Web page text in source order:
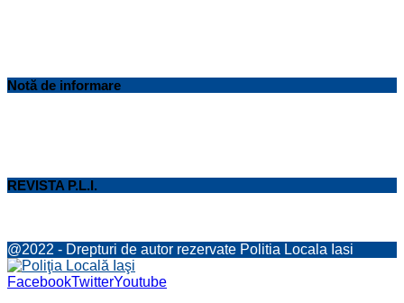
Notă de informare
REVISTA P.L.I.
@2022 - Drepturi de autor rezervate Politia Locala Iasi
FacebookTwitterYoutube